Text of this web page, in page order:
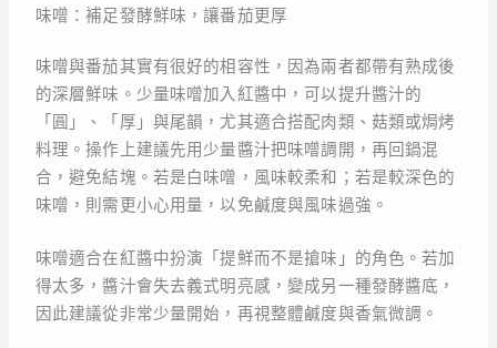
味噌：補足發酵鮮味，讓番茄更厚
味噌與番茄其實有很好的相容性，因為兩者都帶有熟成後
的深層鮮味。少量味噌加入紅醬中，可以提升醬汁的
「圓」、「厚」與尾韻，尤其適合搭配肉類、菇類或焗烤
料理。操作上建議先用少量醬汁把味噌調開，再回鍋混
合，避免結塊。若是白味噌，風味較柔和；若是較深色的
味噌，則需更小心用量，以免鹹度與風味過強。
味噌適合在紅醬中扮演「提鮮而不是搶味」的角色。若加
得太多，醬汁會失去義式明亮感，變成另一種發酵醬底，
因此建議從非常少量開始，再視整體鹹度與香氣微調。